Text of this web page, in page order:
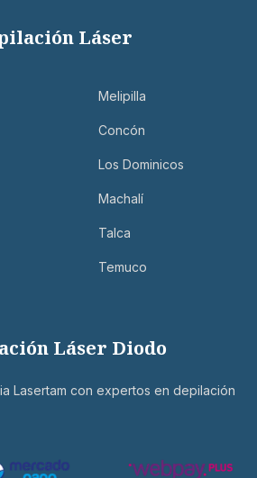
Láser
Melipilla
Concón
Los Dominicos
Machalí
Talca
Temuco
Láser Diodo
Lasertam con expertos en depilación